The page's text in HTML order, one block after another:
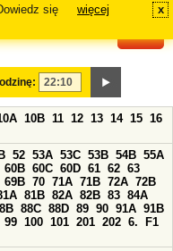
się
więcej x
10B 11 12 13 14 15 16
52 53A 53C 53B 54B 55A
60B 60C 60D 61 62 63
69B 70 71A 71B 72A 72B
81B 82A 82B 83 84A
88C 88D 89 90 91A 91B
99 100 101 201 202 6.
F1